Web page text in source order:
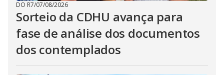
DO R7/07/08/2026
Sorteio da CDHU avança para
fase de análise dos documentos
dos contemplados